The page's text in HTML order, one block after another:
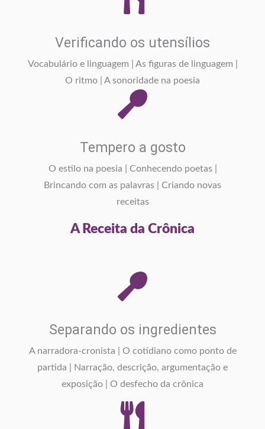
Verificando os utensílios
Vocabulário e linguagem | As figuras de linguagem |
O ritmo | A sonoridade na poesia
Tempero a gosto
O estilo na poesia | Conhecendo poetas |
Brincando com as palavras | Criando novas
receitas
A Receita da Crônica
Separando os ingredientes
A narradora-cronista | O cotidiano como ponto de
partida | Narração, descrição, argumentação e
exposição | O desfecho da crônica